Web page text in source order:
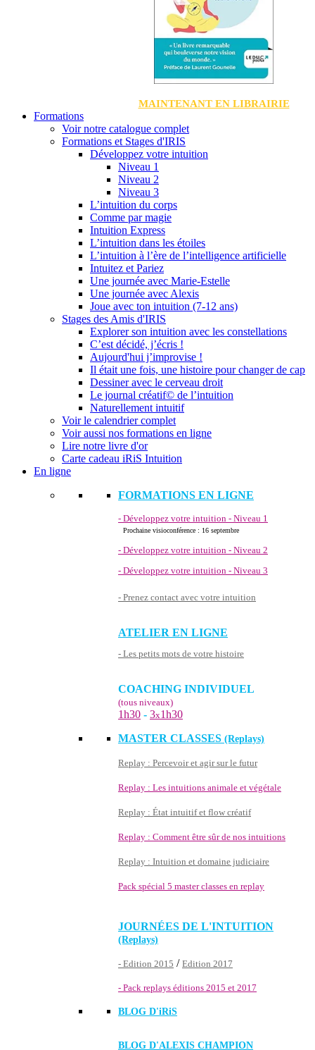
MAINTENANT EN LIBRAIRIE
Formations
Voir notre catalogue complet
Formations et Stages d'IRIS
Développez votre intuition
Niveau 1
Niveau 2
Niveau 3
L’intuition du corps
Comme par magie
Intuition Express
L’intuition dans les étoiles
L’intuition à l’ère de l’intelligence artificielle
Intuitez et Pariez
Une journée avec Marie-Estelle
Une journée avec Alexis
Joue avec ton intuition (7-12 ans)
Stages des Amis d'IRIS
Explorer son intuition avec les constellations
C’est décidé, j’écris !
Aujourd'hui j’improvise !
Il était une fois, une histoire pour changer de cap
Dessiner avec le cerveau droit
Le journal créatif© de l’intuition
Naturellement intuitif
Voir le calendrier complet
Voir aussi nos formations en ligne
Lire notre livre d'or
Carte cadeau iRiS Intuition
En ligne
FORMATIONS EN LIGNE
- Développez votre intuition - Niveau 1
Prochaine visioconférence : 16 septembre
- Développez votre intuition - Niveau 2
- Développez votre intuition - Niveau 3
- Prenez contact avec votre intuition
ATELIER EN LIGNE
- Les petits mots de votre histoire
COACHING INDIVIDUEL
(tous niveaux)
1h30 - 3x1h30
MASTER CLASSES (Replays)
Replay : Percevoir et agir sur le futur
Replay : Les intuitions animale et végétale
Replay : État intuitif et flow créatif
Replay : Comment être sûr de nos intuitions
Replay : Intuition et domaine judiciaire
Pack spécial 5 master classes en replay
JOURNÉES DE L'INTUITION
(Replays)
- Edition 2015 / Edition 2017
- Pack replays éditions 2015 et 2017
BLOG D'iRiS
BLOG D'ALEXIS CHAMPION